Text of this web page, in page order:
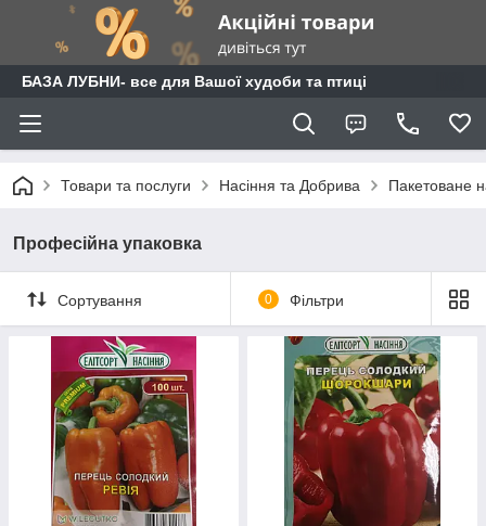
БАЗА ЛУБНИ- все для Вашої худоби та птиці
Товари та послуги Насіння та Добрива Пакетоване
Професійна упаковка
Сортування 0 Фільтри